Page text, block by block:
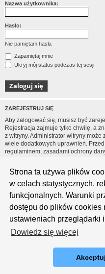
Strona ta używa plików
w celach statystycznych,
funkcjonalnych. Warunki
dostępu do plików cookies
ustawieniach przeglądarki
Dowiedz się więcej
Nazwa użytkownika:
Hasło:
Nie pamiętam hasła
Zapamiętaj mnie
Ukryj mój status podczas tej sesji
ZAREJESTRUJ SIĘ
Aby zalogować się, musisz być
Rejestracja zajmuje tylko chwilę, a
z witryny. Administrator witryny
wiele dodatkowych uprawnień.
regulaminem, zasadami ochrony
często zadawane pytania (FAQ),
zagadnień dotyczących
Regulamin| Zasady ochrony
Zarejestruj się
Technologię dostarczaphpBB® Forum
Polski pakiet językowy dostarcza phpBB.pl